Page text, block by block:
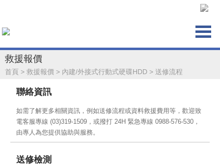
救援報價
首頁 > 救援報價 > 內建/外接式行動式硬碟HDD > 送修流程
聯絡資訊
如需了解更多相關資訊，例如送修流程或資料救援費用等，歡迎致
電客服專線 (03)319-1509，或撥打 24H 緊急專線 0988-576-530，
由專人為您提供協助與服務。
送修檢測